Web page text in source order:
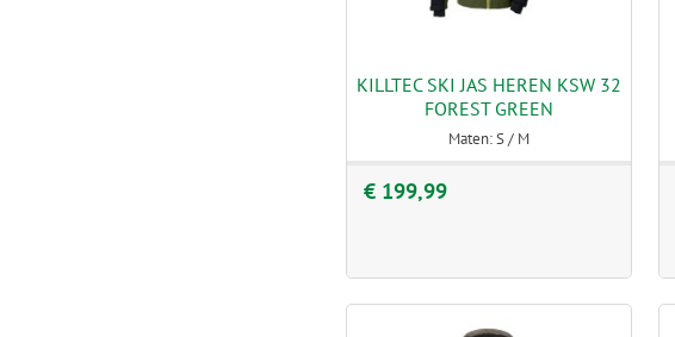
KILLTEC SKI JAS HEREN KSW 32
FOREST GREEN
Maten: S / M
€ 199,99